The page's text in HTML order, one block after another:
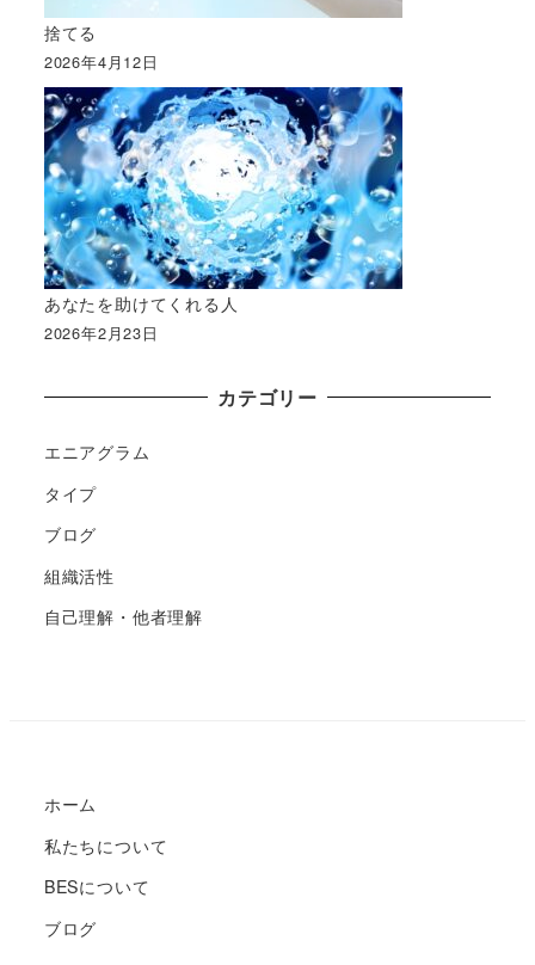
捨てる
2026年4月12日
あなたを助けてくれる人
2026年2月23日
カテゴリー
エニアグラム
タイプ
ブログ
組織活性
自己理解・他者理解
ホーム
私たちについて
BESについて
ブログ